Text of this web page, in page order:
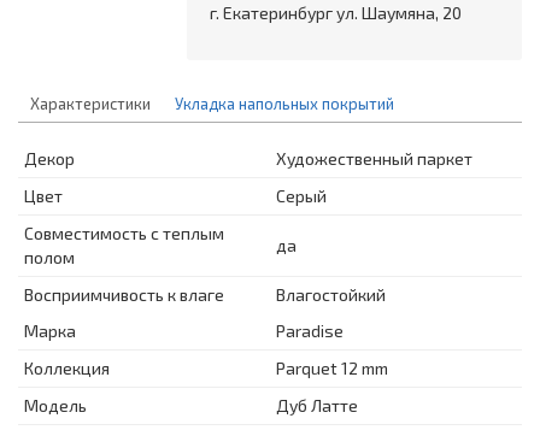
г. Екатеринбург ул. Шаумяна, 20
Характеристики Укладка напольных покрытий
Декор
Художественный паркет
Цвет
Серый
Совместимость с теплым
полом
да
Восприимчивость к влаге
Влагостойкий
Марка
Paradise
Коллекция
Parquet 12 mm
Модель
Дуб Латте